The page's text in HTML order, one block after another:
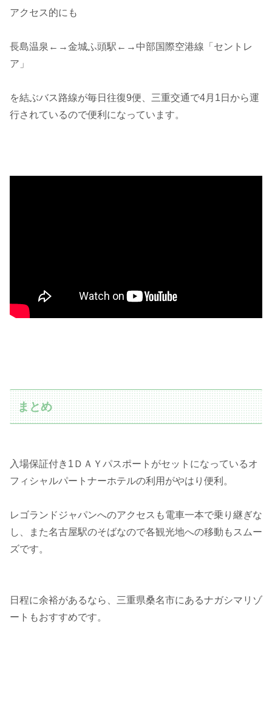
アクセス的にも
長島温泉←→金城ふ頭駅←→中部国際空港線「セントレ
ア」
を結ぶバス路線が毎日往復9便、三重交通で4月1日から運
行されているので便利になっています。
まとめ
入場保証付き1ＤＡＹパスポートがセットになっているオ
フィシャルパートナーホテルの利用がやはり便利。
レゴランドジャパンへのアクセスも電車一本で乗り継ぎな
し、また名古屋駅のそばなので各観光地への移動もスムー
ズです。
日程に余裕があるなら、三重県桑名市にあるナガシマリゾ
ートもおすすめです。